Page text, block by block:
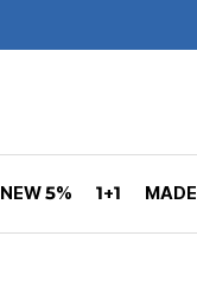
NEW 5% 1+1 MADE